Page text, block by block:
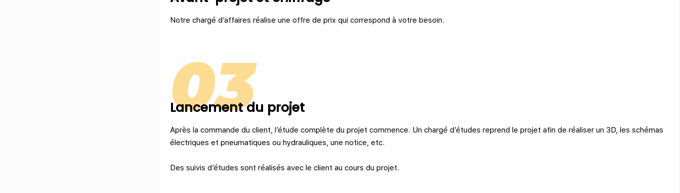
Notre chargé d’affaires réalise une offre de prix qui correspond à votre besoin.
03
Lancement du projet
Après la commande du client, l’étude complète du projet commence. Un chargé d’études reprend le projet afin de réaliser un 3D, les schémas
électriques et pneumatiques ou hydrauliques, une notice, etc.
Des suivis d’études sont réalisés avec le client au cours du projet.